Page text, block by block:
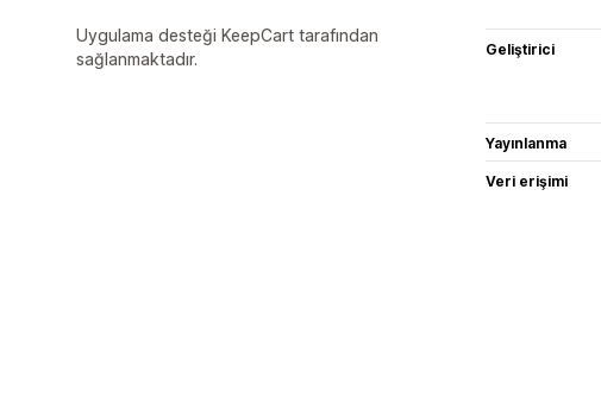
Uygulama desteği KeepCart tarafından
sağlanmaktadır.
Geliştirici
Yayınlanma
Veri erişimi